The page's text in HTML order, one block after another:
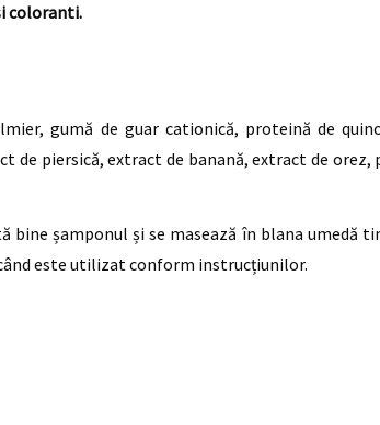
coloranti.
gumă de guar cationică, proteină de
de piersică, extract de banană, extract de
șamponul și se masează în blana umedă
este utilizat conform instrucțiunilor.